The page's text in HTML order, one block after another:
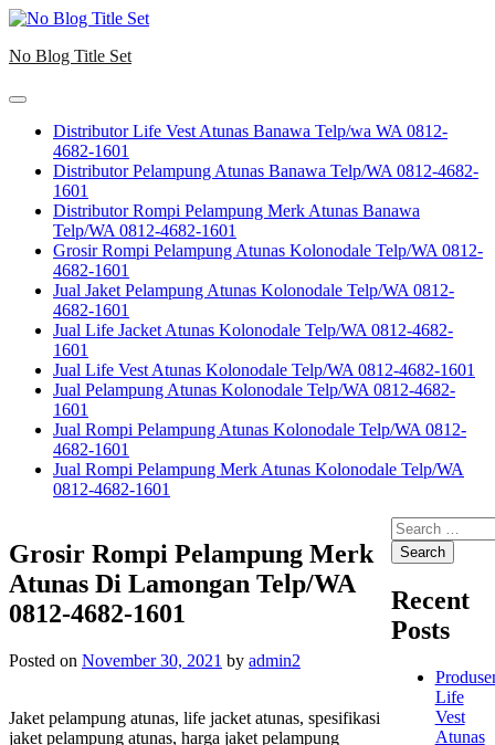
Skip
content
No Blog Title Set
Distributor Life Vest Atunas Banawa Telp/wa WA 0812-
4682-1601
Distributor Pelampung Atunas Banawa Telp/WA 0812-4682-
1601
Distributor Rompi Pelampung Merk Atunas Banawa
Telp/WA 0812-4682-1601
Grosir Rompi Pelampung Atunas Kolonodale Telp/WA 0812-
4682-1601
Jual Jaket Pelampung Atunas Kolonodale Telp/WA 0812-
4682-1601
Jual Life Jacket Atunas Kolonodale Telp/WA 0812-4682-
1601
Jual Life Vest Atunas Kolonodale Telp/WA 0812-4682-1601
Jual Pelampung Atunas Kolonodale Telp/WA 0812-4682-
1601
Jual Rompi Pelampung Atunas Kolonodale Telp/WA 0812-
4682-1601
Jual Rompi Pelampung Merk Atunas Kolonodale Telp/WA
0812-4682-1601
Grosir Rompi Pelampung Merk
Atunas Di Lamongan Telp/WA
0812-4682-1601
Posted on November 30, 2021 by admin2
Jaket pelampung atunas, life jacket atunas, spesifikasi
jaket pelampung atunas, harga jaket pelampung
Search
for:
Recent
Posts
Life
Vest
Atunas